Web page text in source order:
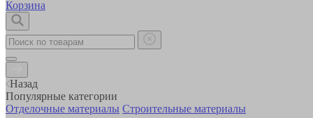
Корзина
Назад
Популярные категории
Отделочные материалы Строительные материалы